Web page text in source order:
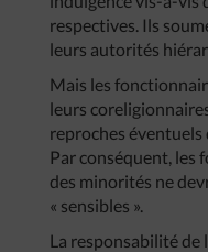
respectives. Ils
leurs autorités
Mais les
leurs
reproches éventuels
Par conséquent, les
des minorités ne
« sensibles ».
La responsabilité de